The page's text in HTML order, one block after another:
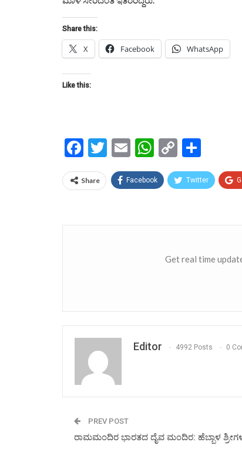
Share this:
X Facebook WhatsApp
Like this:
Facebook
Twitter
EmailWhatsApp
Copy
Link
Share Facebook Twitter
Get real time
Editor 4992 Posts 0
PREV POST
ರಾಮಮಂದಿರ ಭಾರತದ ದೈವ ಮಂದಿರ: ಹೆಬ್ಬಾಳ